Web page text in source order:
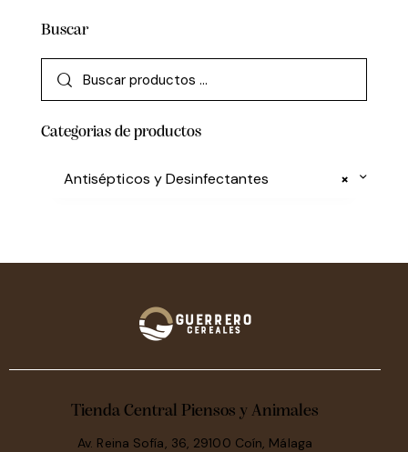
Buscar
Categorias de productos
×
Antisépticos y Desinfectantes
Tienda Central Piensos y Animales
Av. Reina Sofía, 36, 29100 Coín, Málaga